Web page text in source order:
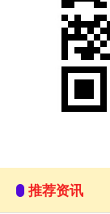
推荐资讯